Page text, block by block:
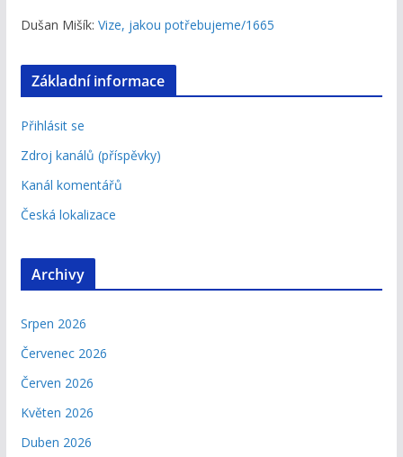
Dušan Mišík: Vize, jakou potřebujeme/1665
Základní informace
Přihlásit se
Zdroj kanálů (příspěvky)
Kanál komentářů
Česká lokalizace
Archivy
Srpen 2026
Červenec 2026
Červen 2026
Květen 2026
Duben 2026